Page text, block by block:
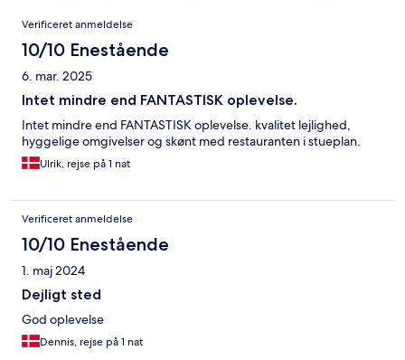
Anmeldelser
Verificeret anmeldelse
10/10 Enestående
6. mar. 2025
Intet mindre end FANTASTISK oplevelse.
Intet mindre end FANTASTISK oplevelse. kvalitet lejlighed,
hyggelige omgivelser og skønt med restauranten i stueplan.
Ulrik, rejse på 1 nat
Verificeret anmeldelse
10/10 Enestående
1. maj 2024
Dejligt sted
God oplevelse
Dennis, rejse på 1 nat